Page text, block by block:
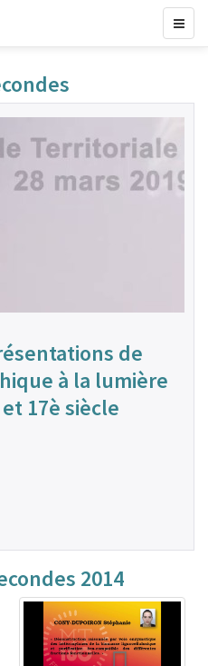
de
à la lumière
17è siècle
2014